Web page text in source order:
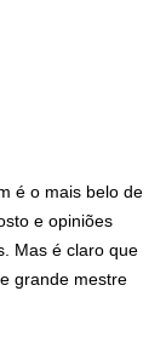
é o mais belo de
e opiniões
Mas é claro que
grande mestre